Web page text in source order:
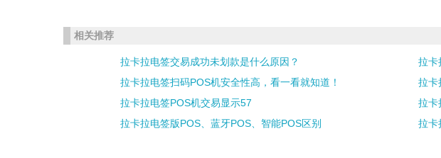
相关推荐
拉卡拉电签交易成功未划款是什么原因？
拉卡
拉卡拉电签扫码POS机安全性高，看一看就知道！
拉卡
拉卡拉电签POS机交易显示57
拉卡
拉卡拉电签版POS、蓝牙POS、智能POS区别
拉卡